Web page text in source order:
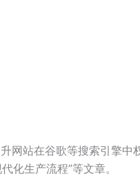
网站在谷歌等搜索引擎中
化生产流程”等文章。